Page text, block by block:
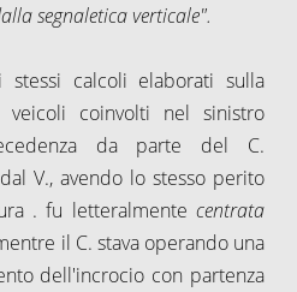
segnaletica verticale".
stessi calcoli elaborati sulla
coinvolti nel sinistro
da parte del C.
V., avendo lo stesso perito
. fu letteralmente centrata
il C. stava operando una
dell'incrocio con partenza